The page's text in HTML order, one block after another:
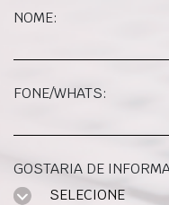
NOME:
FONE/WHATS:
GOSTARIA DE
SELECIONE